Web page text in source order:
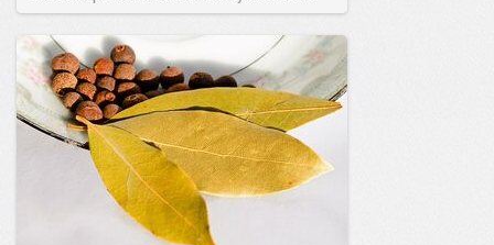
сайт. 23:26 28 янв 2024